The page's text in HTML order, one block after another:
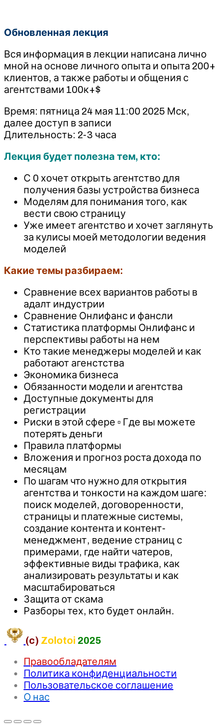
Обновленная лекция
Вся информация в лекции написана лично
мной на основе личного опыта и опыта 200+
клиентов, а также работы и общения с
агентствами 100к+$
Время: пятница 24 мая 11:00 2025 Мск,
далее доступ в записи
Длительность: 2-3 часа
Лекция будет полезна тем, кто:
С 0 хочет открыть агентство для
получения базы устройства бизнеса
Моделям для понимания того, как
вести свою страницу
Уже имеет агентство и хочет заглянуть
за кулисы моей методологии ведения
моделей
Какие темы разбираем:
Сравнение всех вариантов работы в
адалт индустрии
Сравнение Онлифанс и фансли
Статистика платформы Онлифанс и
перспективы работы на нем
Кто такие менеджеры моделей и как
работают агенстства
Экономика бизнеса
Обязанности модели и агентства
Доступные документы для
регистрации
Риски в этой сфере ▫️ Где вы можете
потерять деньги
Правила платформы
Вложения и прогноз роста дохода по
месяцам
По шагам что нужно для открытия
агентства и тонкости на каждом шаге:
поиск моделей, договоренности,
страницы и платежные системы,
создание контента и контент-
менеджмент, ведение страниц с
примерами, где найти чатеров,
эффективные виды трафика, как
анализировать результаты и как
масштабироваться
Защита от скама
Разборы тех, кто будет онлайн.
(c) Zolotoi 2025
Правообладателям
Политика конфиденциальности
Пользовательское соглашение
О нас